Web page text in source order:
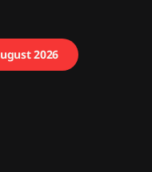
2026